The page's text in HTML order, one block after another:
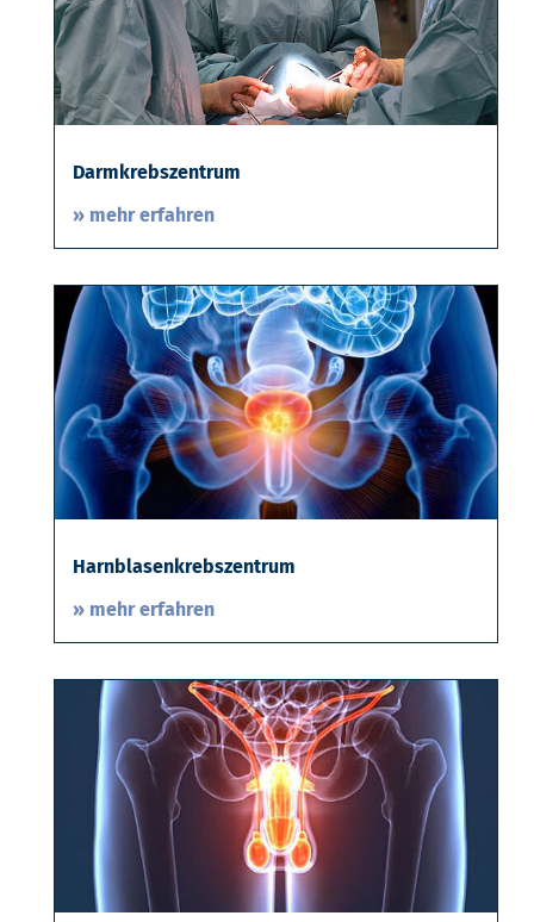
Darmkrebszentrum
» mehr erfahren
Harnblasenkrebszentrum
» mehr erfahren